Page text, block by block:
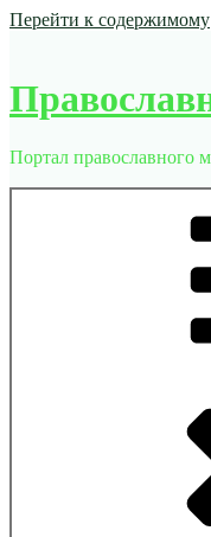
Перейти к содержимому
Портал православного